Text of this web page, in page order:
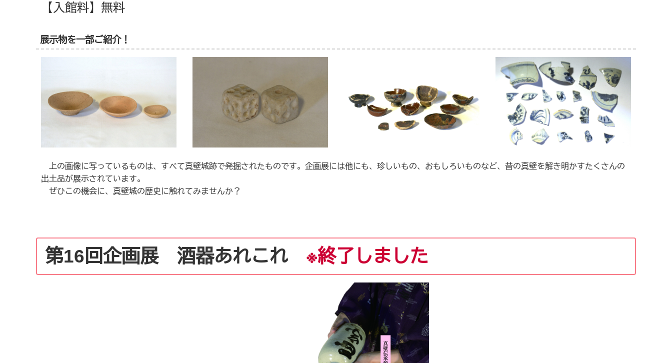
【入館料】無料
展示物を一部ご紹介！
上の画像に写っているものは、すべて真壁城跡で発掘されたものです。企画展には他にも、珍しいもの、おもしろいものなど、昔の真壁を解き明かすたくさんの
出土品が展示されています。
ぜひこの機会に、真壁城の歴史に触れてみませんか？
第16回企画展 酒器あれこれ ※終了しました